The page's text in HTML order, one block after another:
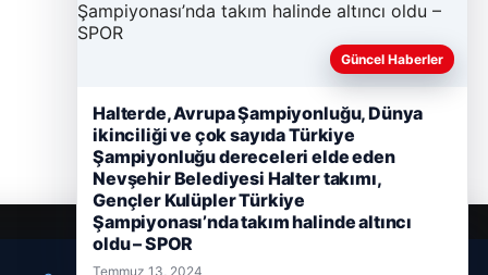
Hastaş Beton
Güncel Haberler
Halterde, Avrupa Şampiyonluğu, Dünya
ikinciliği ve çok sayıda Türkiye
Şampiyonluğu dereceleri elde eden
Nevşehir Belediyesi Halter takımı,
Gençler Kulüpler Türkiye
Şampiyonası’nda takım halinde altıncı
oldu – SPOR
Temmuz 13, 2024